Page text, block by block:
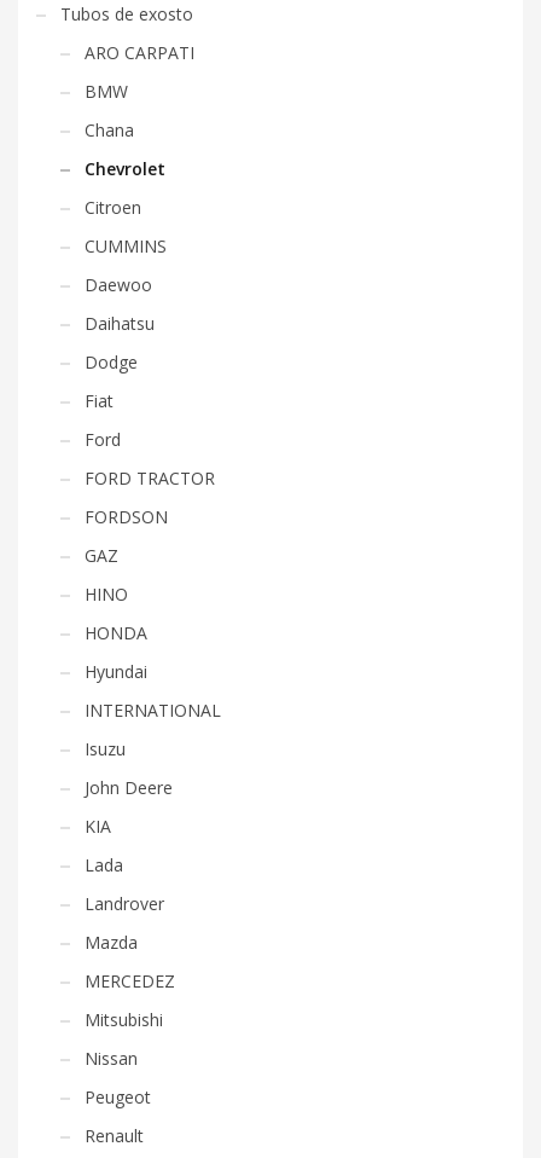
Tubos de exosto
ARO CARPATI
BMW
Chana
Chevrolet
Citroen
CUMMINS
Daewoo
Daihatsu
Dodge
Fiat
Ford
FORD TRACTOR
FORDSON
GAZ
HINO
HONDA
Hyundai
INTERNATIONAL
Isuzu
John Deere
KIA
Lada
Landrover
Mazda
MERCEDEZ
Mitsubishi
Nissan
Peugeot
Renault